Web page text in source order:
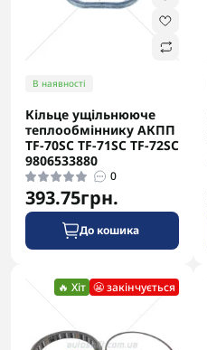
В наявності
Кільце ущільнююче
теплообміннику АКПП
TF-70SC TF-71SC TF-72SC
9806533880
0
393.75грн.
До кошика
🔥 Хіт 😬 закінчується